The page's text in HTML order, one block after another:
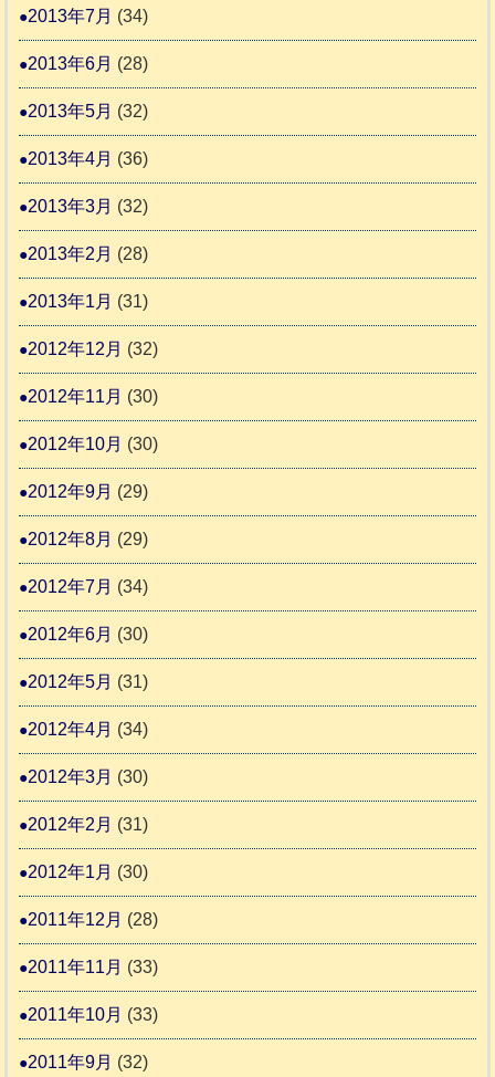
2013年7月 (34)
2013年6月 (28)
2013年5月 (32)
2013年4月 (36)
2013年3月 (32)
2013年2月 (28)
2013年1月 (31)
2012年12月 (32)
2012年11月 (30)
2012年10月 (30)
2012年9月 (29)
2012年8月 (29)
2012年7月 (34)
2012年6月 (30)
2012年5月 (31)
2012年4月 (34)
2012年3月 (30)
2012年2月 (31)
2012年1月 (30)
2011年12月 (28)
2011年11月 (33)
2011年10月 (33)
2011年9月 (32)